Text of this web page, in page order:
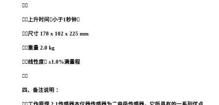

上升时间 小于1秒钟
尺寸 178 x 102 x 225 mm
重量 2.0 kg
线性度 ±1.0%满量程

四、备注说明 ：